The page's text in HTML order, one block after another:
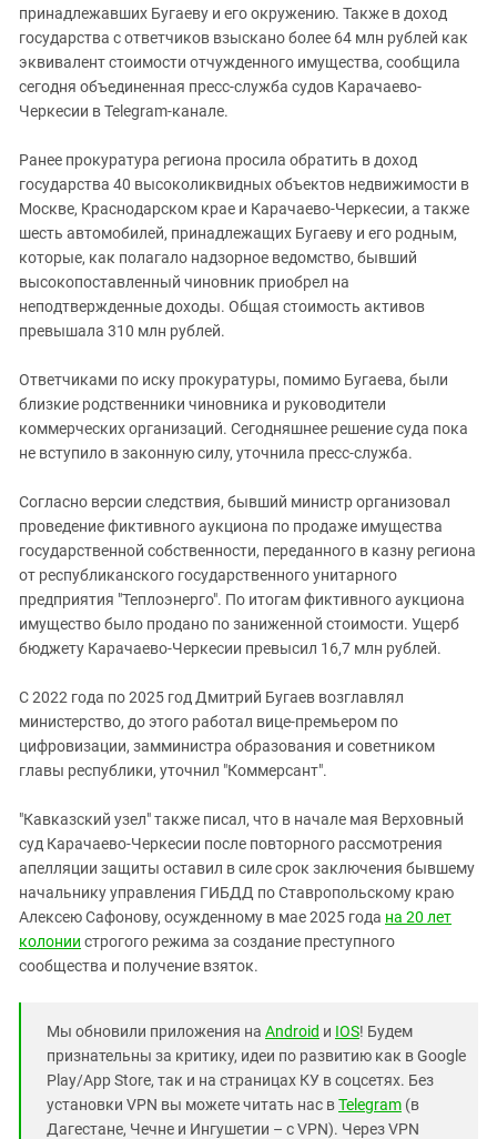
принадлежавших Бугаеву и его окружению. Также в доход
государства с ответчиков взыскано более 64 млн рублей как
эквивалент стоимости отчужденного имущества, сообщила
сегодня объединенная пресс-служба судов Карачаево-
Черкесии в Telegram-канале.
Ранее прокуратура региона просила обратить в доход
государства 40 высоколиквидных объектов недвижимости в
Москве, Краснодарском крае и Карачаево-Черкесии, а также
шесть автомобилей, принадлежащих Бугаеву и его родным,
которые, как полагало надзорное ведомство, бывший
высокопоставленный чиновник приобрел на
неподтвержденные доходы. Общая стоимость активов
превышала 310 млн рублей.
Ответчиками по иску прокуратуры, помимо Бугаева, были
близкие родственники чиновника и руководители
коммерческих организаций. Сегодняшнее решение суда пока
не вступило в законную силу, уточнила пресс-служба.
Согласно версии следствия, бывший министр организовал
проведение фиктивного аукциона по продаже имущества
государственной собственности, переданного в казну региона
от республиканского государственного унитарного
предприятия "Теплоэнерго". По итогам фиктивного аукциона
имущество было продано по заниженной стоимости. Ущерб
бюджету Карачаево-Черкесии превысил 16,7 млн рублей.
С 2022 года по 2025 год Дмитрий Бугаев возглавлял
министерство, до этого работал вице-премьером по
цифровизации, замминистра образования и советником
главы республики, уточнил "Коммерсант".
"Кавказский узел" также писал, что в начале мая Верховный
суд Карачаево-Черкесии после повторного рассмотрения
апелляции защиты оставил в силе срок заключения бывшему
начальнику управления ГИБДД по Ставропольскому краю
Алексею Сафонову, осужденному в мае 2025 года на 20 лет
колонии строгого режима за создание преступного
сообщества и получение взяток.
Мы обновили приложения на Android и IOS! Будем
признательны за критику, идеи по развитию как в Google
Play/App Store, так и на страницах КУ в соцсетях. Без
установки VPN вы можете читать нас вTelegram (в
Дагестане, Чечне и Ингушетии – с VPN). Через VPN